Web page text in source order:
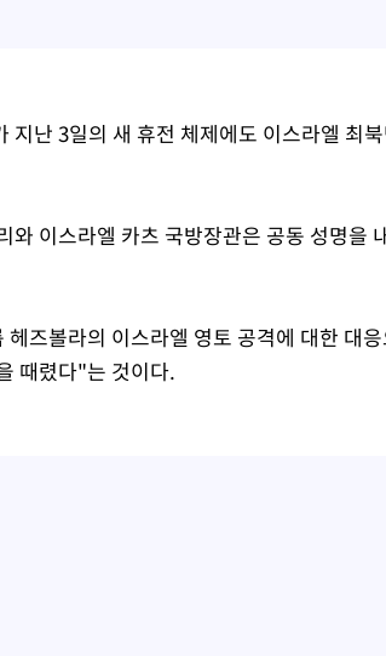
지난 3일의 새 휴전 체제에도 이스라엘 최
와 이스라엘 카츠 국방장관은 공동 성명을
즈볼라의 이스라엘 영토 공격에 대한 대
때렸다"는 것이다.